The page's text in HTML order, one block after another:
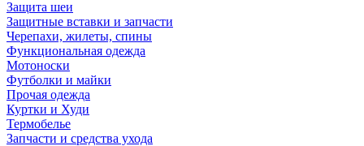
Защита шеи
Защитные вставки и запчасти
Черепахи, жилеты, спины
Функциональная одежда
Мотоноски
Футболки и майки
Прочая одежда
Куртки и Худи
Термобелье
Запчасти и средства ухода